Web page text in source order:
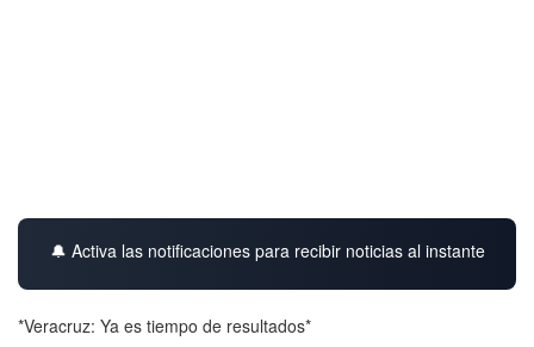
🔔 Activa las notificaciones para recibir noticias al instante
*Veracruz: Ya es tiempo de resultados*